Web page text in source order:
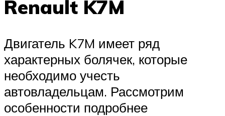
Renault K7M
Двигатель K7M имеет ряд
характерных болячек, которые
необходимо учесть
автовладельцам. Рассмотрим
особенности подробнее